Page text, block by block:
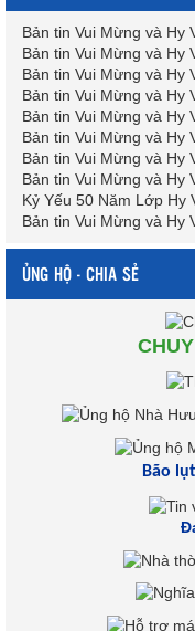
Bản tin Vui Mừng và Hy
Bản tin Vui Mừng và Hy
Bản tin Vui Mừng và Hy
Bản tin Vui Mừng và Hy
Bản tin Vui Mừng và Hy
Bản tin Vui Mừng và Hy
Bản tin Vui Mừng và Hy
Bản tin Vui Mừng và Hy
Kỷ Yếu 50 Năm Lớp Hy
Bản tin Vui Mừng và Hy
ỦNG HỘ - CHIA SẺ
Bão